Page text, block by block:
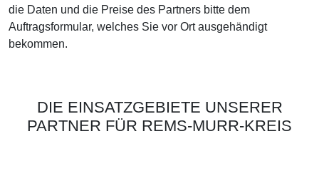
die Daten und die Preise des Partners bitte dem
Auftragsformular, welches Sie vor Ort ausgehändigt
bekommen.
DIE EINSATZGEBIETE UNSERER
PARTNER FÜR REMS-MURR-KREIS